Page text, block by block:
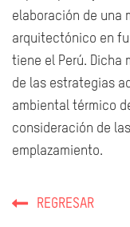
elaboración de una
arquitectónico en
tiene el Perú.
de las estrategias
ambiental térmico
consideración de
emplazamiento.
REGRESAR